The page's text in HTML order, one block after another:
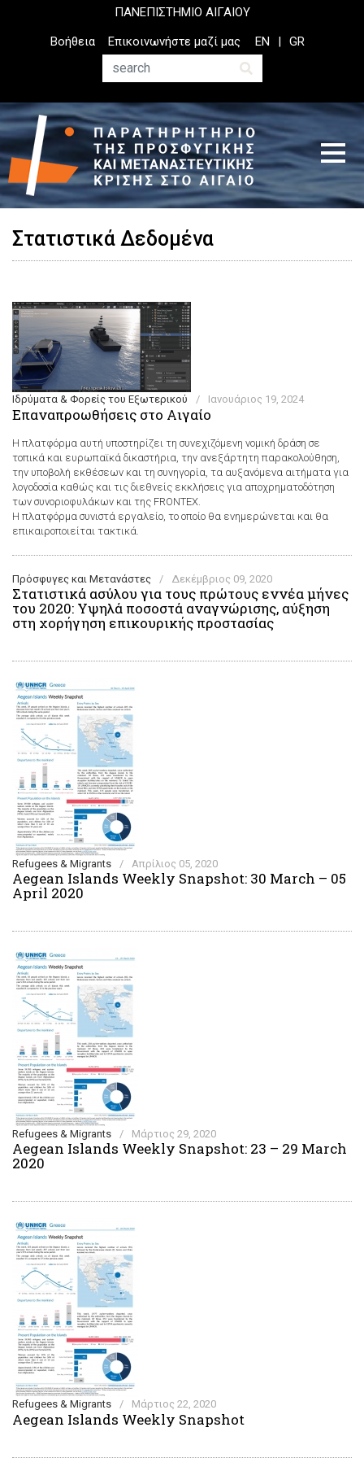
ΠΑΝΕΠΙΣΤΗΜΙΟ ΑΙΓΑΙΟΥ
Top
Header
Βοήθεια
Επικοινωνήστε μαζί μας
Αναζήτηση
EN GR
Στατιστικά Δεδομένα
Ιδρύματα & Φορείς του Εξωτερικού / Ιανουάριος 19, 2024
Επαναπροωθήσεις στο Αιγαίο
H πλατφόρμα αυτή υποστηρίζει τη συνεχιζόμενη νομική δράση σε
τοπικά και ευρωπαϊκά δικαστήρια, την ανεξάρτητη παρακολούθηση,
την υποβολή εκθέσεων και τη συνηγορία, τα αυξανόμενα αιτήματα για
λογοδοσία καθώς και τις διεθνείς εκκλήσεις για αποχρηματοδότηση
των συνοριοφυλάκων και της FRONTEX.
Η πλατφόρμα συνιστά εργαλείο, το οποίο θα ενημερώνεται και θα
επικαιροποιείται τακτικά.
Πρόσφυγες και Μετανάστες / Δεκέμβριος 09, 2020
Στατιστικά ασύλου για τους πρώτους εννέα μήνες
του 2020: Υψηλά ποσοστά αναγνώρισης, αύξηση
στη χορήγηση επικουρικής προστασίας
Refugees & Migrants / Απρίλιος 05, 2020
Aegean Islands Weekly Snapshot: 30 March – 05
April 2020
Refugees & Migrants / Μάρτιος 29, 2020
Aegean Islands Weekly Snapshot: 23 – 29 March
2020
Refugees & Migrants / Μάρτιος 22, 2020
Aegean Islands Weekly Snapshot